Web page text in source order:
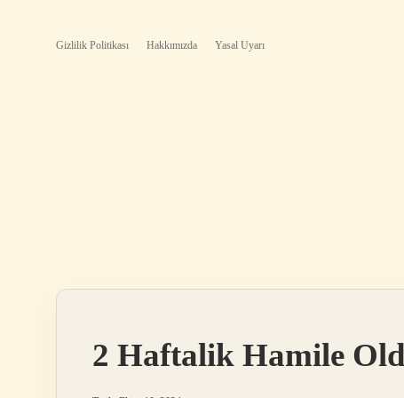
Gizlilik Politikası Hakkımızda Yasal Uyarı
2 Haftalik Hamile